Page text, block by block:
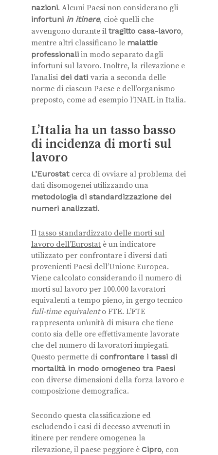
nazioni. Alcuni Paesi non considerano gli
infortuni in itinere, cioè quelli che
avvengono durante il tragitto casa-lavoro,
mentre altri classificano le malattie
professionali in modo separato dagli
infortuni sul lavoro. Inoltre, la rilevazione e
l’analisi dei dati varia a seconda delle
norme di ciascun Paese e dell’organismo
preposto, come ad esempio l’INAIL in Italia.
L’Italia ha un tasso basso
di incidenza di morti sul
lavoro
L’Eurostat cerca di ovviare al problema dei
dati disomogenei utilizzando una
metodologia di standardizzazione dei
numeri analizzati.
Iltasso standardizzato delle morti sul
lavoro dell’Eurostat è un indicatore
utilizzato per confrontare i diversi dati
provenienti Paesi dell’Unione Europea.
Viene calcolato considerando il numero di
morti sul lavoro per 100.000 lavoratori
equivalenti a tempo pieno, in gergo tecnico
full-time equivalento FTE. L’FTE
rappresenta un’unità di misura che tiene
conto sia delle ore effettivamente lavorate
che del numero di lavoratori impiegati.
Questo permette di confrontare i tassi di
mortalità in modo omogeneo tra Paesi
con diverse dimensioni della forza lavoro e
composizione demografica.
Secondo questa classificazione ed
escludendo i casi di decesso avvenuti in
itinere per rendere omogenea la
rilevazione, il paese peggiore è Cipro, con